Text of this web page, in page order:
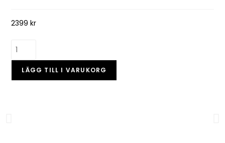
2399kr
LÄGG TILL I VARUKORG